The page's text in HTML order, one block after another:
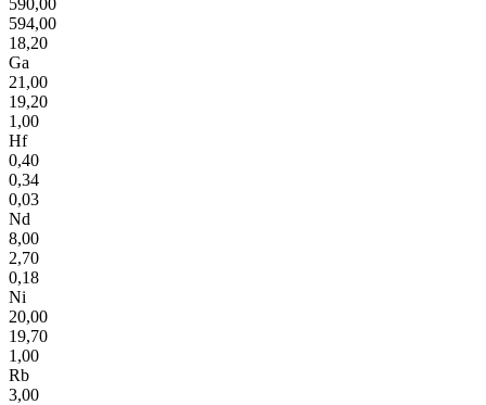
594,00
18,20
Ga
21,00
19,20
1,00
Hf
0,40
0,34
0,03
Nd
8,00
2,70
0,18
Ni
20,00
19,70
1,00
Rb
3,00